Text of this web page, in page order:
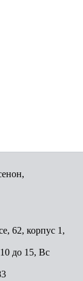
62, корпус 1,
до 15, Вс